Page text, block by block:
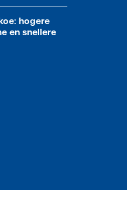
hogere
en snellere